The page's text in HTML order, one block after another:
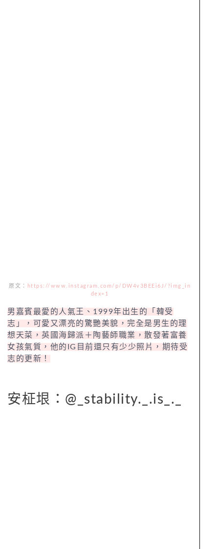
原文：
https://www.instagram.com/p/DW4v3BEEi6J/?img_in
dex=1
男嘉賓最愛的人氣王、1999年出生的「韓受
志」，可愛又漂亮的驚艷美貌，完全是男生的理
想天菜，英國海歸派＋陶藝師職業，散發著富養
女孩氣質，他的IG目前還只有少少照片，期待受
志的更新！
安柾垠：@_stability._.is_._